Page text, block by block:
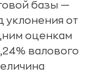
базы —
уклонения от
оценкам
валового